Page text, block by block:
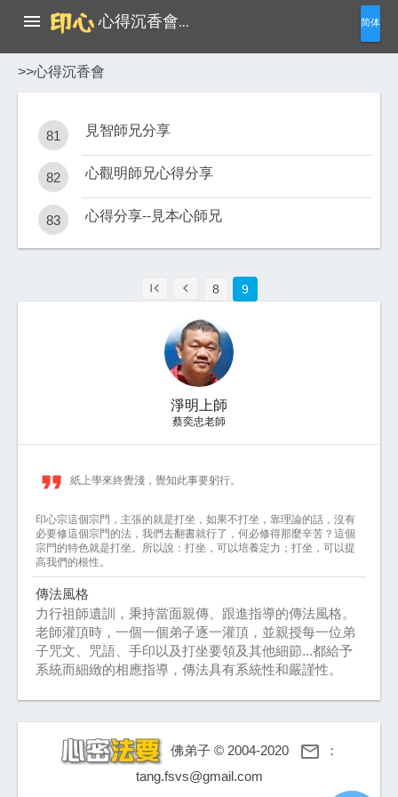
 心得沉香會… 简体
>>心得沉香會
81 見智師兄分享
82 心觀明師兄心得分享
83 心得分享--見本心師兄
first_page chevron_left 8 9
淨明上師
蔡奕忠老師
format_quote 紙上學來終覺淺，覺知此事要躬行。
印心宗這個宗門，主張的就是打坐，如果不打坐，靠理論的話，沒有
必要修這個宗門的法，我們去翻書就行了，何必修得那麼辛苦？這個
宗門的特色就是打坐。所以說：打坐，可以培養定力；打坐，可以提
高我們的根性。
傳法風格
力行祖師遺訓，秉持當面親傳、跟進指導的傳法風格。
老師灌頂時，一個一個弟子逐一灌頂，並親授每一位弟
子咒文、咒語、手印以及打坐要領及其他細節...都給予
系統而細緻的相應指導，傳法具有系統性和嚴謹性。
佛弟子 © 2004-2020 
：
tang.fsvs@gmail.com